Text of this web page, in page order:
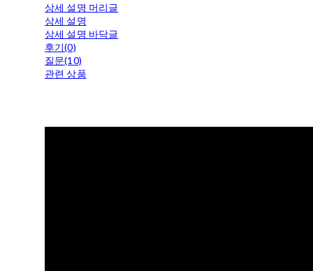
상세 설명 머리글
상세 설명
상세 설명 바닥글
후기(0)
질문(10)
관련 상품